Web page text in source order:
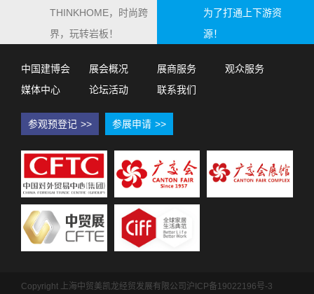
THINKHOME，时尚跨
界，玩转岩板！
为了打通上下游资
源！
中国建博会 展会概况 展商服务
观众服务
媒体中心
论坛活动 联系我们
参观预登记 >> 参展申请 >>
Copyright 上海中贸美凯龙经贸发展有限公司 沪ICP备19022196号-3